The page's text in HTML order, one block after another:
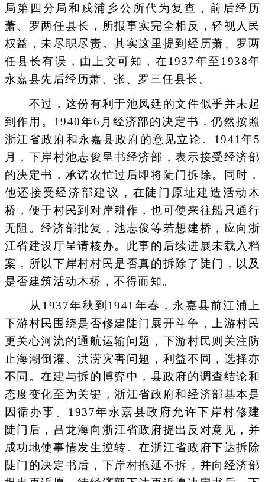
局第四分局和戍浦乡公所代为复查，前后经历
萧、罗两任县长，所报事实完全相反，轻视人民
权益，未尽职尽责。其实这里提到经历萧、罗两
任县长有误，由上文可知，在1937年至1938年
永嘉县先后经历萧、张、罗三任县长。
不过，这份有利于池凤廷的文件似乎并未起
到作用。1940年6月经济部的决定书，仍然按照
浙江省政府和永嘉县政府的意见立论。1941年5
月，下岸村池志俊呈书经济部，表示接受经济部
的决定书，承诺农忙过后即将陡门拆除。同时，
他还接受经济部建议，在陡门原址建造活动木
桥，便于村民到对岸耕作，也可使来往船只通行
无阻。经济部批复，池志俊等若想建桥，应向浙
江省建设厅呈请核办。此事的后续进展未载入档
案，所以下岸村村民是否真的拆除了陡门，以及
是否建筑活动木桥，不得而知。
从1937年秋到1941年春，永嘉县前江浦上
下游村民围绕是否修建陡门展开斗争，上游村民
更关心河流的通航运输问题，下游村民则关注防
止海潮倒灌、洪涝灾害问题，利益不同，选择亦
不同。在建与拆的博弈中，县政府的调查结论和
态度变化至为关键，浙江省政府和经济部基本是
因循办事。1937年永嘉县政府允许下岸村修建
陡门后，吕龙海向浙江省政府提出反对意见，并
成功地使事情发生逆转。在浙江省政府下达拆除
陡门的决定书后，下岸村拖延不拆，并向经济部